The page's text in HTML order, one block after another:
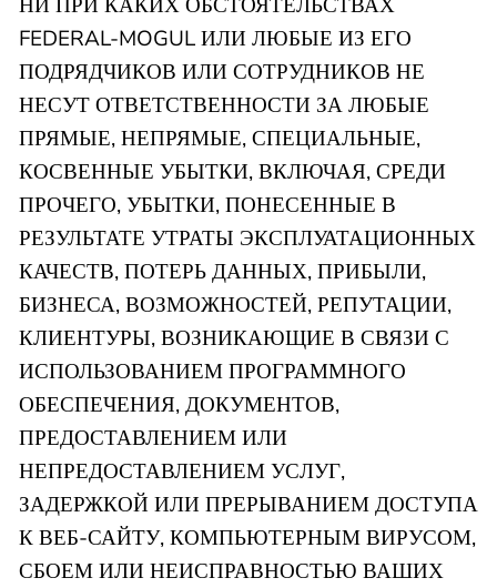
FEDERAL-MOGUL ИЛИ ЛЮБЫЕ ИЗ ЕГО
ПОДРЯДЧИКОВ ИЛИ СОТРУДНИКОВ НЕ
НЕСУТ ОТВЕТСТВЕННОСТИ ЗА ЛЮБЫЕ
ПРЯМЫЕ, НЕПРЯМЫЕ, СПЕЦИАЛЬНЫЕ,
КОСВЕННЫЕ УБЫТКИ, ВКЛЮЧАЯ, СРЕДИ
ПРОЧЕГО, УБЫТКИ, ПОНЕСЕННЫЕ В
РЕЗУЛЬТАТЕ УТРАТЫ ЭКСПЛУАТАЦИОННЫХ
КАЧЕСТВ, ПОТЕРЬ ДАННЫХ, ПРИБЫЛИ,
БИЗНЕСА, ВОЗМОЖНОСТЕЙ, РЕПУТАЦИИ,
КЛИЕНТУРЫ, ВОЗНИКАЮЩИЕ В СВЯЗИ С
ИСПОЛЬЗОВАНИЕМ ПРОГРАММНОГО
ОБЕСПЕЧЕНИЯ, ДОКУМЕНТОВ,
ПРЕДОСТАВЛЕНИЕМ ИЛИ
НЕПРЕДОСТАВЛЕНИЕМ УСЛУГ,
ЗАДЕРЖКОЙ ИЛИ ПРЕРЫВАНИЕМ ДОСТУПА
К ВЕБ-САЙТУ, КОМПЬЮТЕРНЫМ ВИРУСОМ,
СБОЕМ ИЛИ НЕИСПРАВНОСТЬЮ ВАШИХ